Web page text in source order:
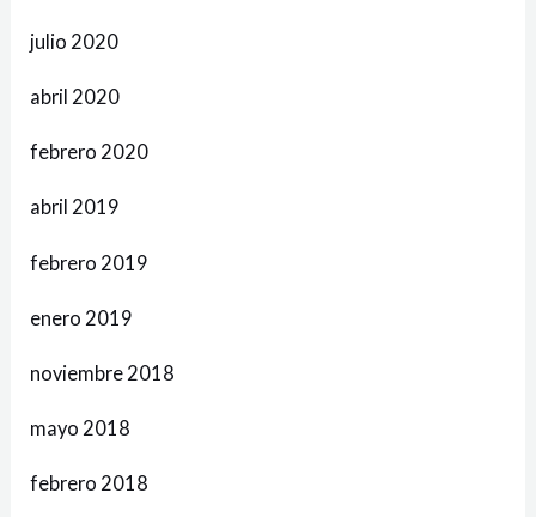
julio 2020
abril 2020
febrero 2020
abril 2019
febrero 2019
enero 2019
noviembre 2018
mayo 2018
febrero 2018